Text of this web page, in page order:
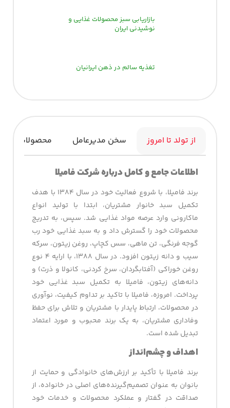
بازاریابی سبز محصولات غذایی و
نوشیدنی ایران
تغذیه سالم در ذهن ایرانیان
از تولد تا امروز سخن مدیرعامل محصولات
اطلاعاتجامعوکاملدربارهشرکت فامیلا
برند فامیلا، با شروع فعالیت خود در سال ۱۳۸۴ با هدف
تکمیل سبد خانوار مشتریان، ابتدا با تولید انواع
ماکارونی وارد عرصه مواد غذایی شد. سپس، به تدریج
محصولات خود را گسترش داد و به سبد غذایی خود رب
گوجه فرنگی، تن ماهی، سس کچاپ، روغن زیتون، سرکه
سیب و دانه زیتون افزود. در سال ۱۳۸۸، با ارایه ۴ نوع
روغن خوراکی (آفتابگردان، سرخ کردنی، کانولا و ذرت) و
دانه‌های زیتون، فامیلا به تکمیل سبد غذایی خود
پرداخت. امروزه، فامیلا با تاکید بر تداوم کیفیت، نوآوری
در محصولات، ارتباط پایدار با مشتریان و تلاش برای حفظ
وفاداری مشتریان، به یک برند محبوب و مورد اعتماد
تبدیل شده است.
اهداف و چشم­‌انداز
برند فامیلا با تأکید بر ارزش‌های خانوادگی و حمایت از
بانوان به عنوان تصمیم‌گیرنده‌های اصلی در خانواده، از
صداقت در گفتار و عملکرد محصولات و خدمات خود